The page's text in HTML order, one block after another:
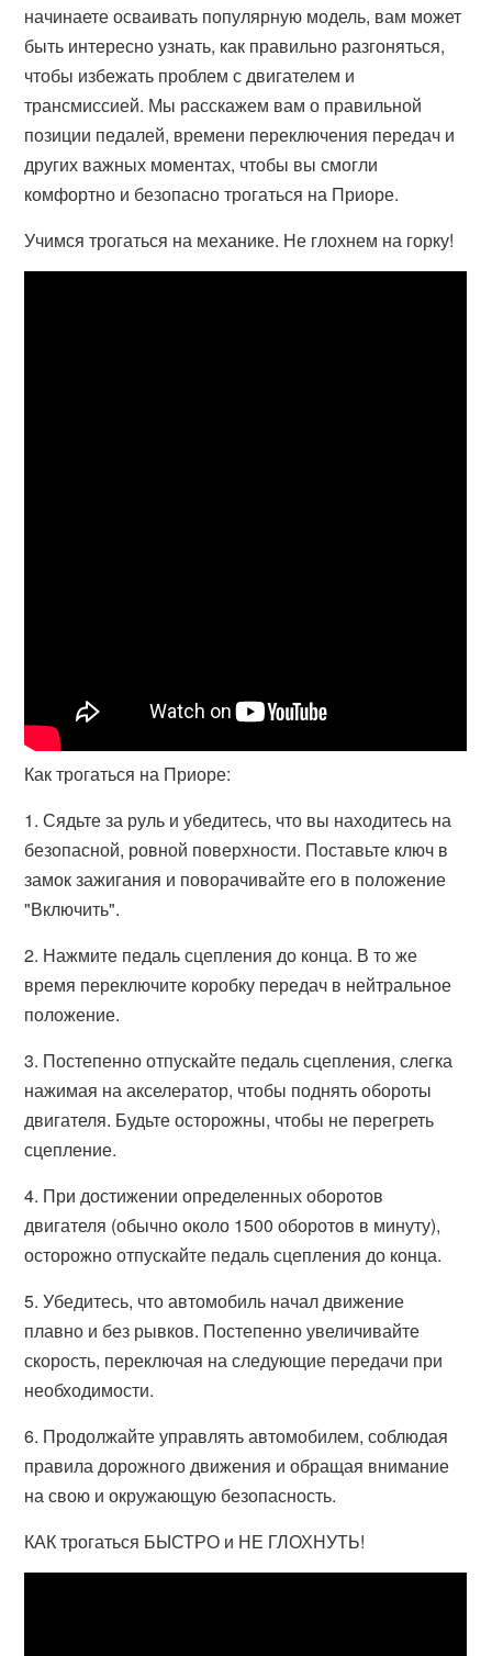
начинаете осваивать популярную модель, вам может
быть интересно узнать, как правильно разгоняться,
чтобы избежать проблем с двигателем и
трансмиссией. Мы расскажем вам о правильной
позиции педалей, времени переключения передач и
других важных моментах, чтобы вы смогли
комфортно и безопасно трогаться на Приоре.
Учимся трогаться на механике. Не глохнем на горку!
Как трогаться на Приоре:
1. Сядьте за руль и убедитесь, что вы находитесь на
безопасной, ровной поверхности. Поставьте ключ в
замок зажигания и поворачивайте его в положение
"Включить".
2. Нажмите педаль сцепления до конца. В то же
время переключите коробку передач в нейтральное
положение.
3. Постепенно отпускайте педаль сцепления, слегка
нажимая на акселератор, чтобы поднять обороты
двигателя. Будьте осторожны, чтобы не перегреть
сцепление.
4. При достижении определенных оборотов
двигателя (обычно около 1500 оборотов в минуту),
осторожно отпускайте педаль сцепления до конца.
5. Убедитесь, что автомобиль начал движение
плавно и без рывков. Постепенно увеличивайте
скорость, переключая на следующие передачи при
необходимости.
6. Продолжайте управлять автомобилем, соблюдая
правила дорожного движения и обращая внимание
на свою и окружающую безопасность.
КАК трогаться БЫСТРО и НЕ ГЛОХНУТЬ!